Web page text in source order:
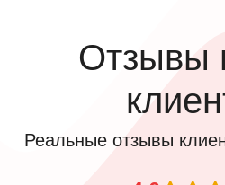
Отзывы
Реальные отзывы